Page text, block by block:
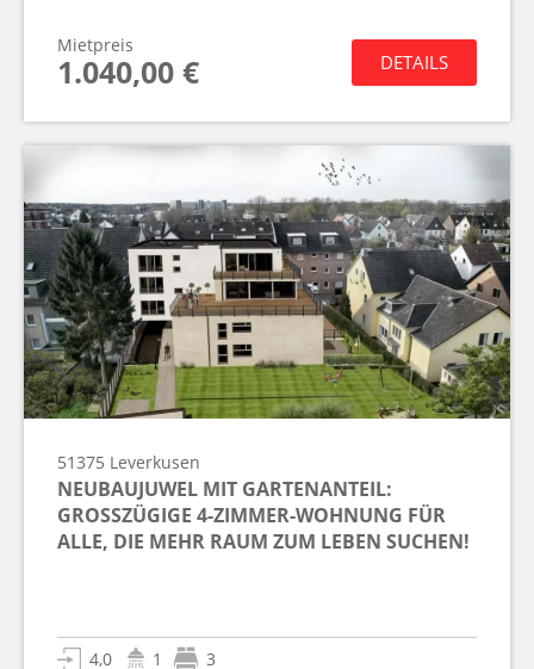
Mietpreis
1.040,00 € DETAILS
51375 Leverkusen
NEUBAUJUWEL MIT GARTENANTEIL:
GROSSZÜGIGE 4-ZIMMER-WOHNUNG FÜR A
LLE, DIE MEHR RAUM ZUM LEBEN SUCHEN!
4,0 1 3